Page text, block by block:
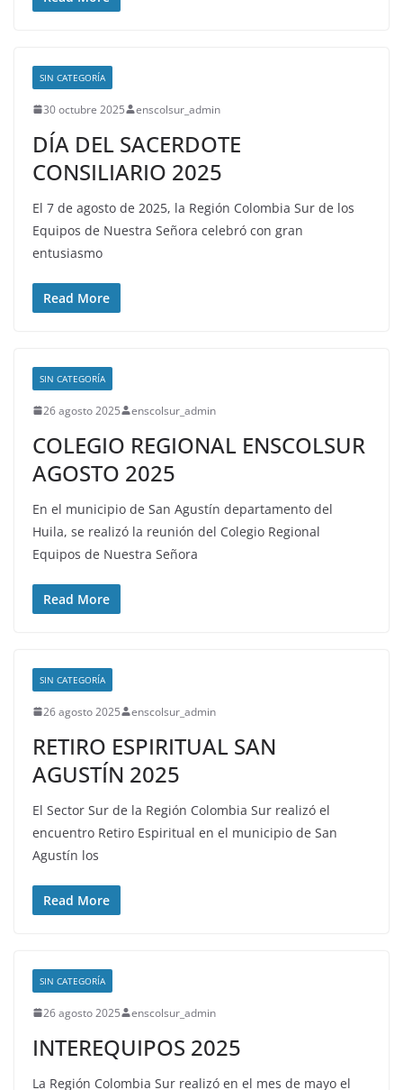
SIN CATEGORÍA
30 octubre 2025 enscolsur_admin
DÍA DEL SACERDOTE
CONSILIARIO 2025
El 7 de agosto de 2025, la Región Colombia Sur de los
Equipos de Nuestra Señora celebró con gran
entusiasmo
Read More
SIN CATEGORÍA
26 agosto 2025 enscolsur_admin
COLEGIO REGIONAL ENSCOLSUR
AGOSTO 2025
En el municipio de San Agustín departamento del
Huila, se realizó la reunión del Colegio Regional
Equipos de Nuestra Señora
Read More
SIN CATEGORÍA
26 agosto 2025 enscolsur_admin
RETIRO ESPIRITUAL SAN
AGUSTÍN 2025
El Sector Sur de la Región Colombia Sur realizó el
encuentro Retiro Espiritual en el municipio de San
Agustín los
Read More
SIN CATEGORÍA
26 agosto 2025 enscolsur_admin
INTEREQUIPOS 2025
La Región Colombia Sur realizó en el mes de mayo el